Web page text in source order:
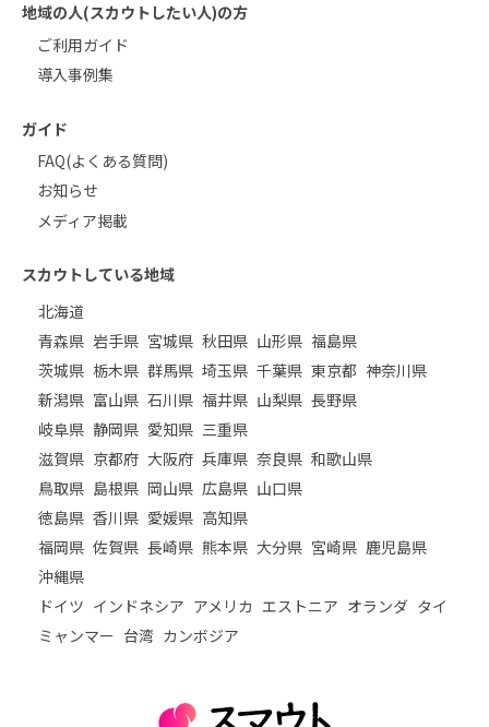
地域の人(スカウトしたい人)の方
ご利用ガイド
導入事例集
ガイド
FAQ(よくある質問)
お知らせ
メディア掲載
スカウトしている地域
北海道
青森県 岩手県 宮城県 秋田県 山形県 福島県
茨城県 栃木県 群馬県 埼玉県 千葉県 東京都 神奈川県
新潟県 富山県 石川県 福井県 山梨県 長野県
岐阜県 静岡県 愛知県 三重県
滋賀県 京都府 大阪府 兵庫県 奈良県 和歌山県
鳥取県 島根県 岡山県 広島県 山口県
徳島県 香川県 愛媛県 高知県
福岡県 佐賀県 長崎県 熊本県 大分県 宮崎県 鹿児島県
沖縄県
ドイツ インドネシア アメリカ エストニア オランダ タイ
ミャンマー 台湾 カンボジア